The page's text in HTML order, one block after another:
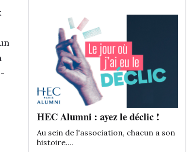
HEC Alumni : ayez le déclic !
Au sein de l'association, chacun a son
histoire....